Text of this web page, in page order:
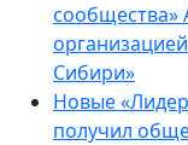
сообщества»
Сибири»
Новые
получил